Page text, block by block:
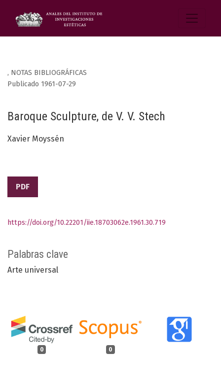
, NOTAS BIBLIOGRÁFICAS
Baroque Sculpture, de V. V. Stech
Publicado 1961-07-29
Xavier Moyssén
PDF
Palabras clave
Arte universal
0 0
https://doi.org/10.22201/iie.18703062e.1961.30.719